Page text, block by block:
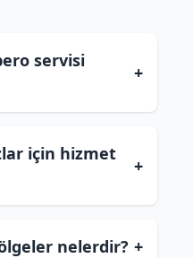
servisi
+
için hizmet
+
nelerdir? +